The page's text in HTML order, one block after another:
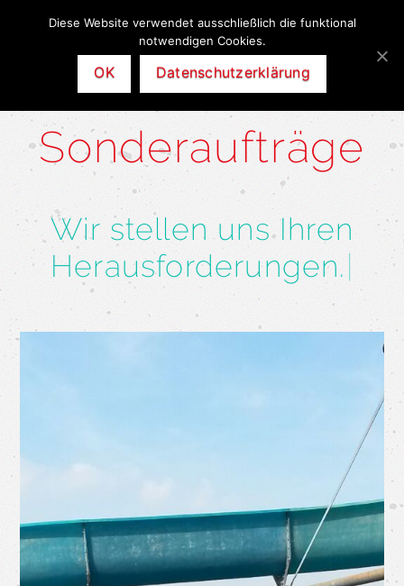
Sonderaufträge
Wir stellen uns Ihren
Herausforderungen.|
Diese Website verwendet ausschließlich die funktional
notwendigen Cookies.
OK Datenschutzerklärung